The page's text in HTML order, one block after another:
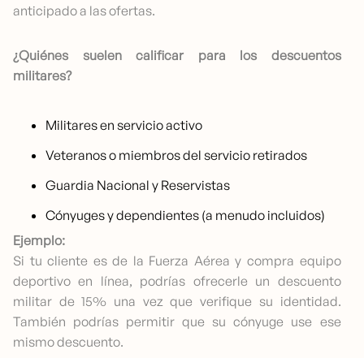
anticipado a las ofertas.
¿Quiénes suelen calificar para los descuentos
militares?
Militares en servicio activo
Veteranos o miembros del servicio retirados
Guardia Nacional y Reservistas
Cónyuges y dependientes (a menudo incluidos)
Ejemplo:
Si tu cliente es de la Fuerza Aérea y compra equipo
deportivo en línea, podrías ofrecerle un descuento
militar de 15% una vez que verifique su identidad.
También podrías permitir que su cónyuge use ese
mismo descuento.